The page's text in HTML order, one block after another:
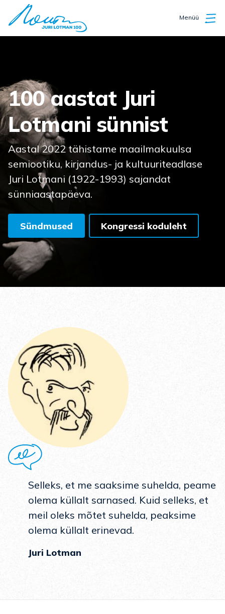
Menüü
100 aastat Juri
Lotmani sünnist
Aastal 2022 tähistame maailmakuulsa
semiootiku, kirjandus- ja kultuuriteadlase
Juri Lotmani (1922-1993) sajandat
sünniaastapäeva.
Sündmused Kongressi koduleht
Selleks, et me saaksime suhelda, peame
olema küllalt sarnased. Kuid selleks, et
meil oleks mõtet suhelda, peaksime
olema küllalt erinevad.
Juri Lotman